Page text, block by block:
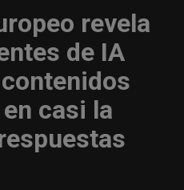
revela
de IA
casi la